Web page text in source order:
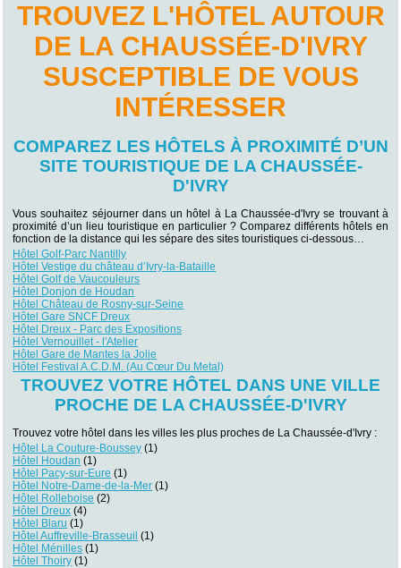
TROUVEZ L'HÔTEL AUTOUR
DE LA CHAUSSÉE-D'IVRY
SUSCEPTIBLE DE VOUS
INTÉRESSER
COMPAREZ LES HÔTELS À PROXIMITÉ D’UN
SITE TOURISTIQUE DE LA CHAUSSÉE-
D'IVRY
Vous souhaitez séjourner dans un hôtel à La Chaussée-d'Ivry se trouvant à
proximité d’un lieu touristique en particulier ? Comparez différents hôtels en
fonction de la distance qui les sépare des sites touristiques ci-dessous…
Hôtel Golf-Parc Nantilly
Hôtel Vestige du château d’Ivry-la-Bataille
Hôtel Golf de Vaucouleurs
Hôtel Donjon de Houdan
Hôtel Château de Rosny-sur-Seine
Hôtel Gare SNCF Dreux
Hôtel Dreux - Parc des Expositions
Hôtel Vernouillet - l'Atelier
Hôtel Gare de Mantes la Jolie
Hôtel Festival A.C.D.M. (Au Cœur Du Metal)
TROUVEZ VOTRE HÔTEL DANS UNE VILLE
PROCHE DE LA CHAUSSÉE-D'IVRY
Trouvez votre hôtel dans les villes les plus proches de La Chaussée-d'Ivry :
Hôtel La Couture-Boussey (1)
Hôtel Houdan (1)
Hôtel Pacy-sur-Eure (1)
Hôtel Notre-Dame-de-la-Mer (1)
Hôtel Rolleboise (2)
Hôtel Dreux (4)
Hôtel Blaru (1)
Hôtel Auffreville-Brasseuil (1)
Hôtel Ménilles (1)
Hôtel Thoiry (1)